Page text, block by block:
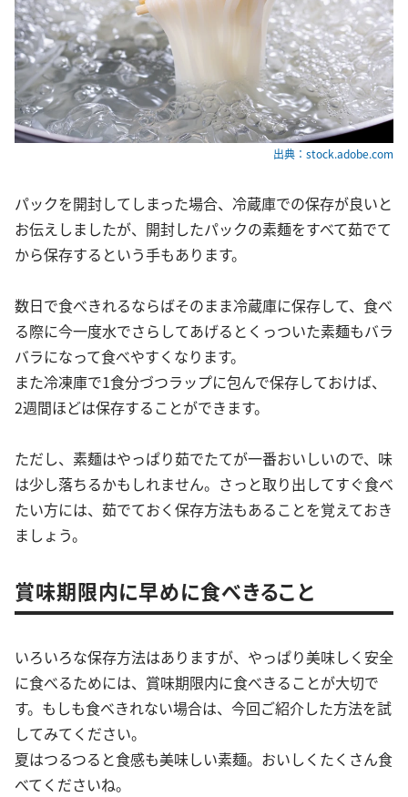
出典：stock.adobe.com
パックを開封してしまった場合、冷蔵庫での保存が良いと
お伝えしましたが、開封したパックの素麺をすべて茹でて
から保存するという手もあります。
数日で食べきれるならばそのまま冷蔵庫に保存して、食べ
る際に今一度水でさらしてあげるとくっついた素麺もバラ
バラになって食べやすくなります。
また冷凍庫で1食分づつラップに包んで保存しておけば、
2週間ほどは保存することができます。
ただし、素麺はやっぱり茹でたてが一番おいしいので、味
は少し落ちるかもしれません。さっと取り出してすぐ食べ
たい方には、茹でておく保存方法もあることを覚えておき
ましょう。
賞味期限内に早めに食べきること
いろいろな保存方法はありますが、やっぱり美味しく安全
に食べるためには、賞味期限内に食べきることが大切で
す。もしも食べきれない場合は、今回ご紹介した方法を試
してみてください。
夏はつるつると食感も美味しい素麺。おいしくたくさん食
べてくださいね。